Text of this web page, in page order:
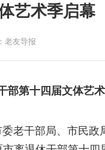
艺术季启幕
老友导报
部第十四届文体艺
老干部局、市民